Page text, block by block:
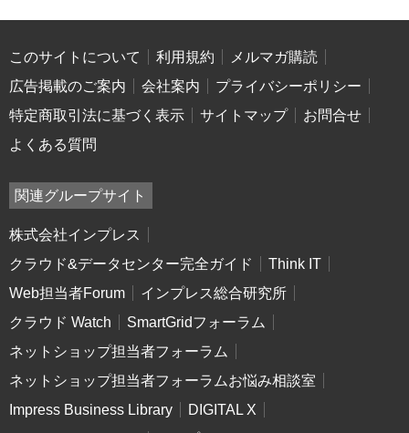
このサイトについて 利用規約
メルマガ購読
広告掲載のご案内
会社案内
プライバシーポリシー
特定商取引法に基づく表示
サイトマップ
お問合せ
よくある質問
関連グループサイト
株式会社インプレス
クラウド&データセンター完全ガイド
Think IT
Web担当者Forum
インプレス総合研究所
クラウド Watch
SmartGridフォーラム
ネットショップ担当者フォーラム
ネットショップ担当者フォーラムお悩み相談室
Impress Business Library
DIGITAL X